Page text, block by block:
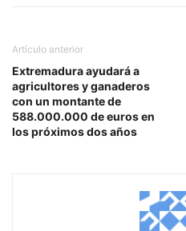
Artículo anterior
Extremadura ayudará a
agricultores y ganaderos
con un montante de
588.000.000 de euros en
los próximos dos años